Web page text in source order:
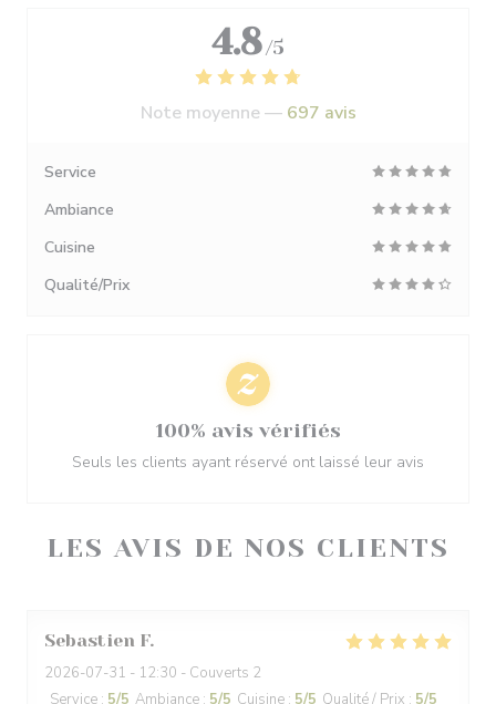
LES AVIS DE NOS CLIENTS
Sebastien F
2026-07-31 - 12:30 - Couverts 2
Service : 5/5 Ambiance : 5/5 Cuisine : 5/5 Qualité / Prix : 5/5
4.8 /5
Note moyenne — 697 avis
Service
Ambiance
Cuisine
Qualité/Prix
100% avis vérifiés
Seuls les clients ayant réservé ont laissé leur avis